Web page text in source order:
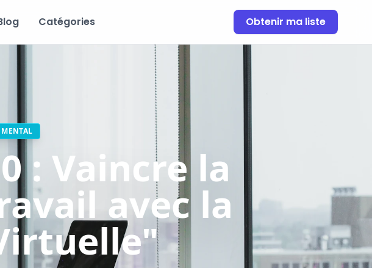
Catégories Obtenir ma liste
: Vaincre la
avec la